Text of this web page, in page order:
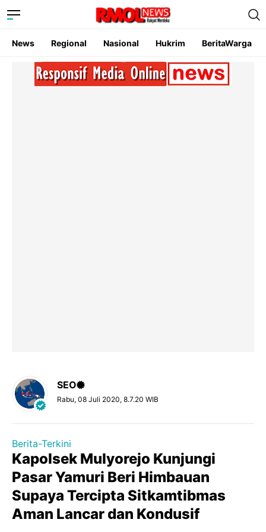
News Regional Nasional Hukrim BeritaWarga
SEO
Rabu, 08 Juli 2020, 8.7.20 WIB
Berita-Terkini
Kapolsek Mulyorejo Kunjungi
Pasar Yamuri Beri Himbauan
Supaya Tercipta Sitkamtibmas
Aman Lancar dan Kondusif